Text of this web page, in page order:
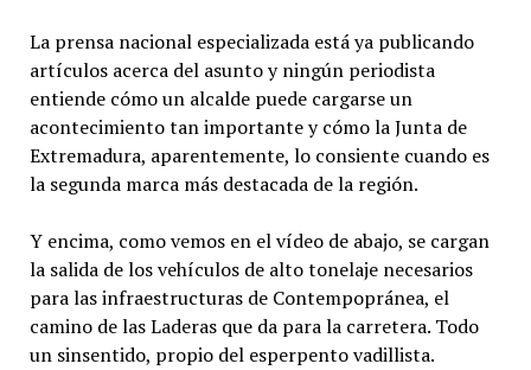
La prensa nacional especializada está ya publicando
artículos acerca del asunto y ningún periodista
entiende cómo un alcalde puede cargarse un
acontecimiento tan importante y cómo la Junta de
Extremadura, aparentemente, lo consiente cuando es
la segunda marca más destacada de la región.
Y encima, como vemos en el vídeo de abajo, se cargan
la salida de los vehículos de alto tonelaje necesarios
para las infraestructuras de Contempopránea, el
camino de las Laderas que da para la carretera. Todo
un sinsentido, propio del esperpento vadillista.